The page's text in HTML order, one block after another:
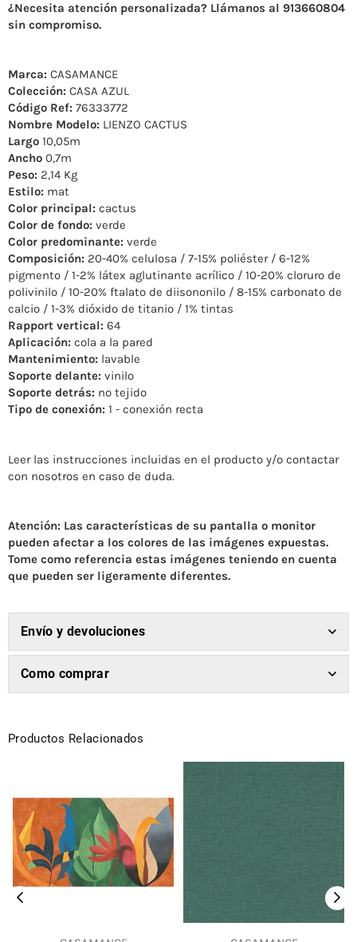
¿Necesita atención personalizada? Llámanos al 913660804
sin compromiso.
Marca: CASAMANCE
Colección: CASA AZUL
Código Ref: 76333772
Nombre Modelo: LIENZO CACTUS
Largo 10,05m
Ancho 0,7m
Peso: 2,14 Kg
Estilo: mat
Color principal: cactus
Color de fondo: verde
Color predominante: verde
Composición: 20-40% celulosa / 7-15% poliéster / 6-12%
pigmento / 1-2% látex aglutinante acrílico / 10-20% cloruro de
polivinilo / 10-20% ftalato de diisononilo / 8-15% carbonato de
calcio / 1-3% dióxido de titanio / 1% tintas
Rapport vertical: 64
Aplicación: cola a la pared
Mantenimiento: lavable
Soporte delante: vinilo
Soporte detrás: no tejido
Tipo de conexión: 1 - conexión recta
Leer las instrucciones incluidas en el producto y/o contactar
con nosotros en caso de duda.
Atención: Las características de su pantalla o monitor
pueden afectar a los colores de las imágenes expuestas.
Tome como referencia estas imágenes teniendo en cuenta
que pueden ser ligeramente diferentes.
Envío y devoluciones
Como comprar
Productos Relacionados